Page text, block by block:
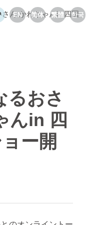
EN 简体 繁體 한국
ん かわちゃんin 四国
るおさ
んin 四
ー開